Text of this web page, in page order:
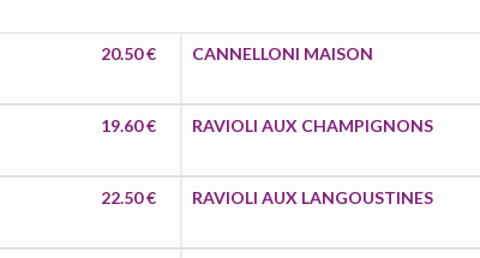
20.50 € CANNELLONI MAISON
19.60 € RAVIOLI AUX CHAMPIGNONS
22.50 € RAVIOLI AUX LANGOUSTINES